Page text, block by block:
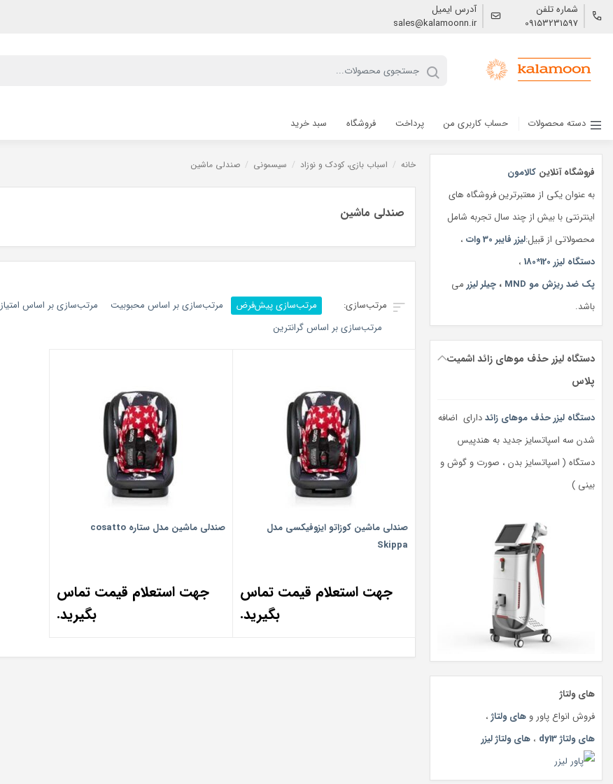
شماره تلفن
09153231597
آدرس ایمیل
sales@kalamoonn.ir
دسته محصولات حساب کاربری من پرداخت فروشگاه سبد خرید
فروشگاه آنلاین کالامون
به عنوان یکی از معتبرترین فروشگاه های
اینترنتی با بیش از چند سال تجربه شامل
محصولاتی از قبیل:لیزر فایبر 30 وات
،
دستگاه لیزر 120*180
،
پک ضد ریزش مو MND
، چیلر لیزر می
باشد.
دستگاه لیزر حذف موهای زائد اشمیت
پلاس
دستگاه لیزر حذف موهای زائددارای اضافه
شدن سه اسپاتسایز جدید به هندپیس
دستگاه ( اسپاتسایز بدن ، صورت و گوش و
بینی )
های ولتاژ
فروش انواع پاور و های ولتاژ ،
های ولتاژ dy13
، های ولتاژ لیزر
خانه / اسباب بازی، کودک و نوزاد / سیسمونی / صندلی ماشین
صندلی ماشین
مرتب‌سازی پیش‌فرض
مرتب‌سازی بر اساس محبوبیت مرتب‌سازی بر اساس امتیاز
مرتب‌سازی بر اساس گرانترین
صندلی ماشین کوزاتو ایزوفیکسی مدل
Skippa
جهت استعلام قیمت تماس
بگیرید.
ﺻﻨﺪﻟﯽ ﻣﺎﺷﯿﻦ مدل ستاره cosatto
جهت استعلام قیمت تماس
بگیرید.